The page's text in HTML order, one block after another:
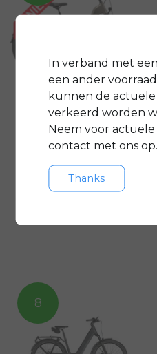
8
In verband met
een ander
kunnen de
verkeerd worden
Neem voor
contact met ons op.
Thanks